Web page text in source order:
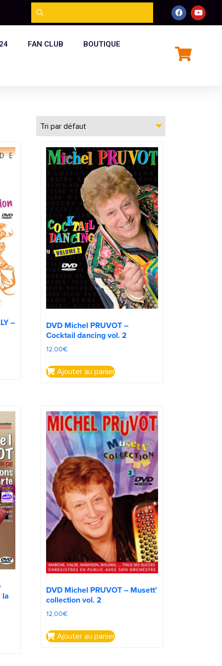
FAN CLUB BOUTIQUE
Tri par défaut
–
DVD Michel PRUVOT –
Cocktail dancing vol. 2
12,00€
Ajouter au panier
la
DVD Michel PRUVOT – Musett’
collection vol. 2
12,00€
Ajouter au panier